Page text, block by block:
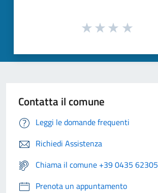
Contatta il comune
Leggi le domande frequenti
Richiedi Assistenza
Chiama il comune +39 0435 62305
Prenota un appuntamento